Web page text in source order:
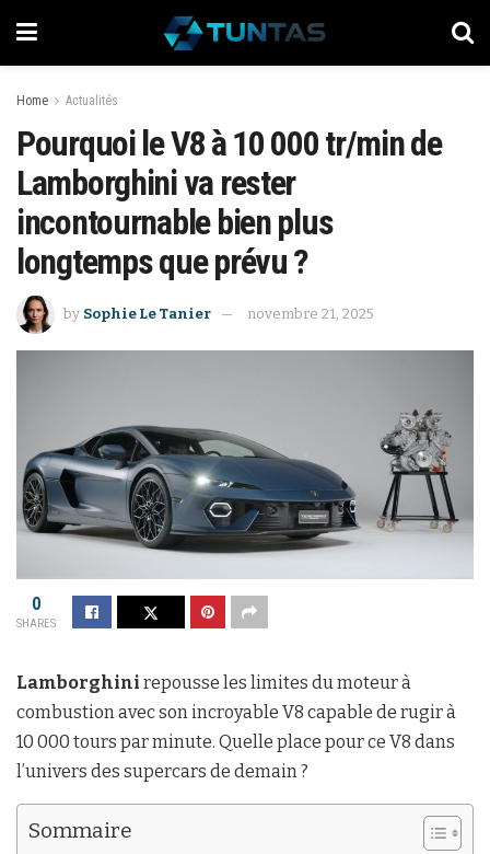
Home Actualités
Pourquoi le V8 à 10 000 tr/min de
Lamborghini va rester
incontournable bien plus
longtemps que prévu ?
by Sophie Le Tanier novembre 21, 2025
0
SHARES
Lamborghini repousse les limites du moteur à
combustion avec son incroyable V8 capable de rugir à
10 000 tours par minute. Quelle place pour ce V8 dans
l’univers des supercars de demain ?
Sommaire